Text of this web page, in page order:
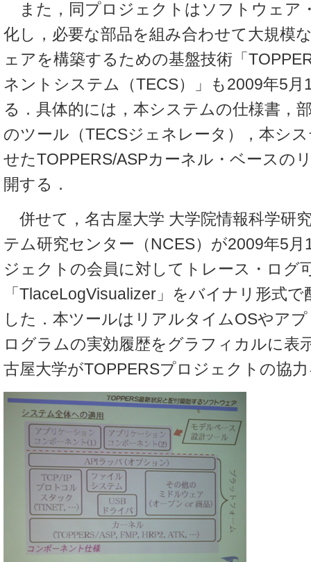
また，同プロジェクトはソフトウェア
化し，必要な部品を組み合わせて大規模
ェアを構築するための基盤技術「
ネントシステム（TECS）」も2009年5月
る．具体的には，本システムの仕様書，
のツール（TECSジェネレータ），本シ
せたTOPPERS/ASPカーネル・ベースの
開する．
併せて，名古屋大学 大学院情報科学研
テム研究センター（NCES）が2009年5
ジェクトの会員に対してトレース・ログ
「TlaceLogVisualizer」をバイナリ形式
した．本ツールはリアルタイムOSやア
ログラムの実効履歴をグラフィカルに表
古屋大学がTOPPERSプロジェクトの協